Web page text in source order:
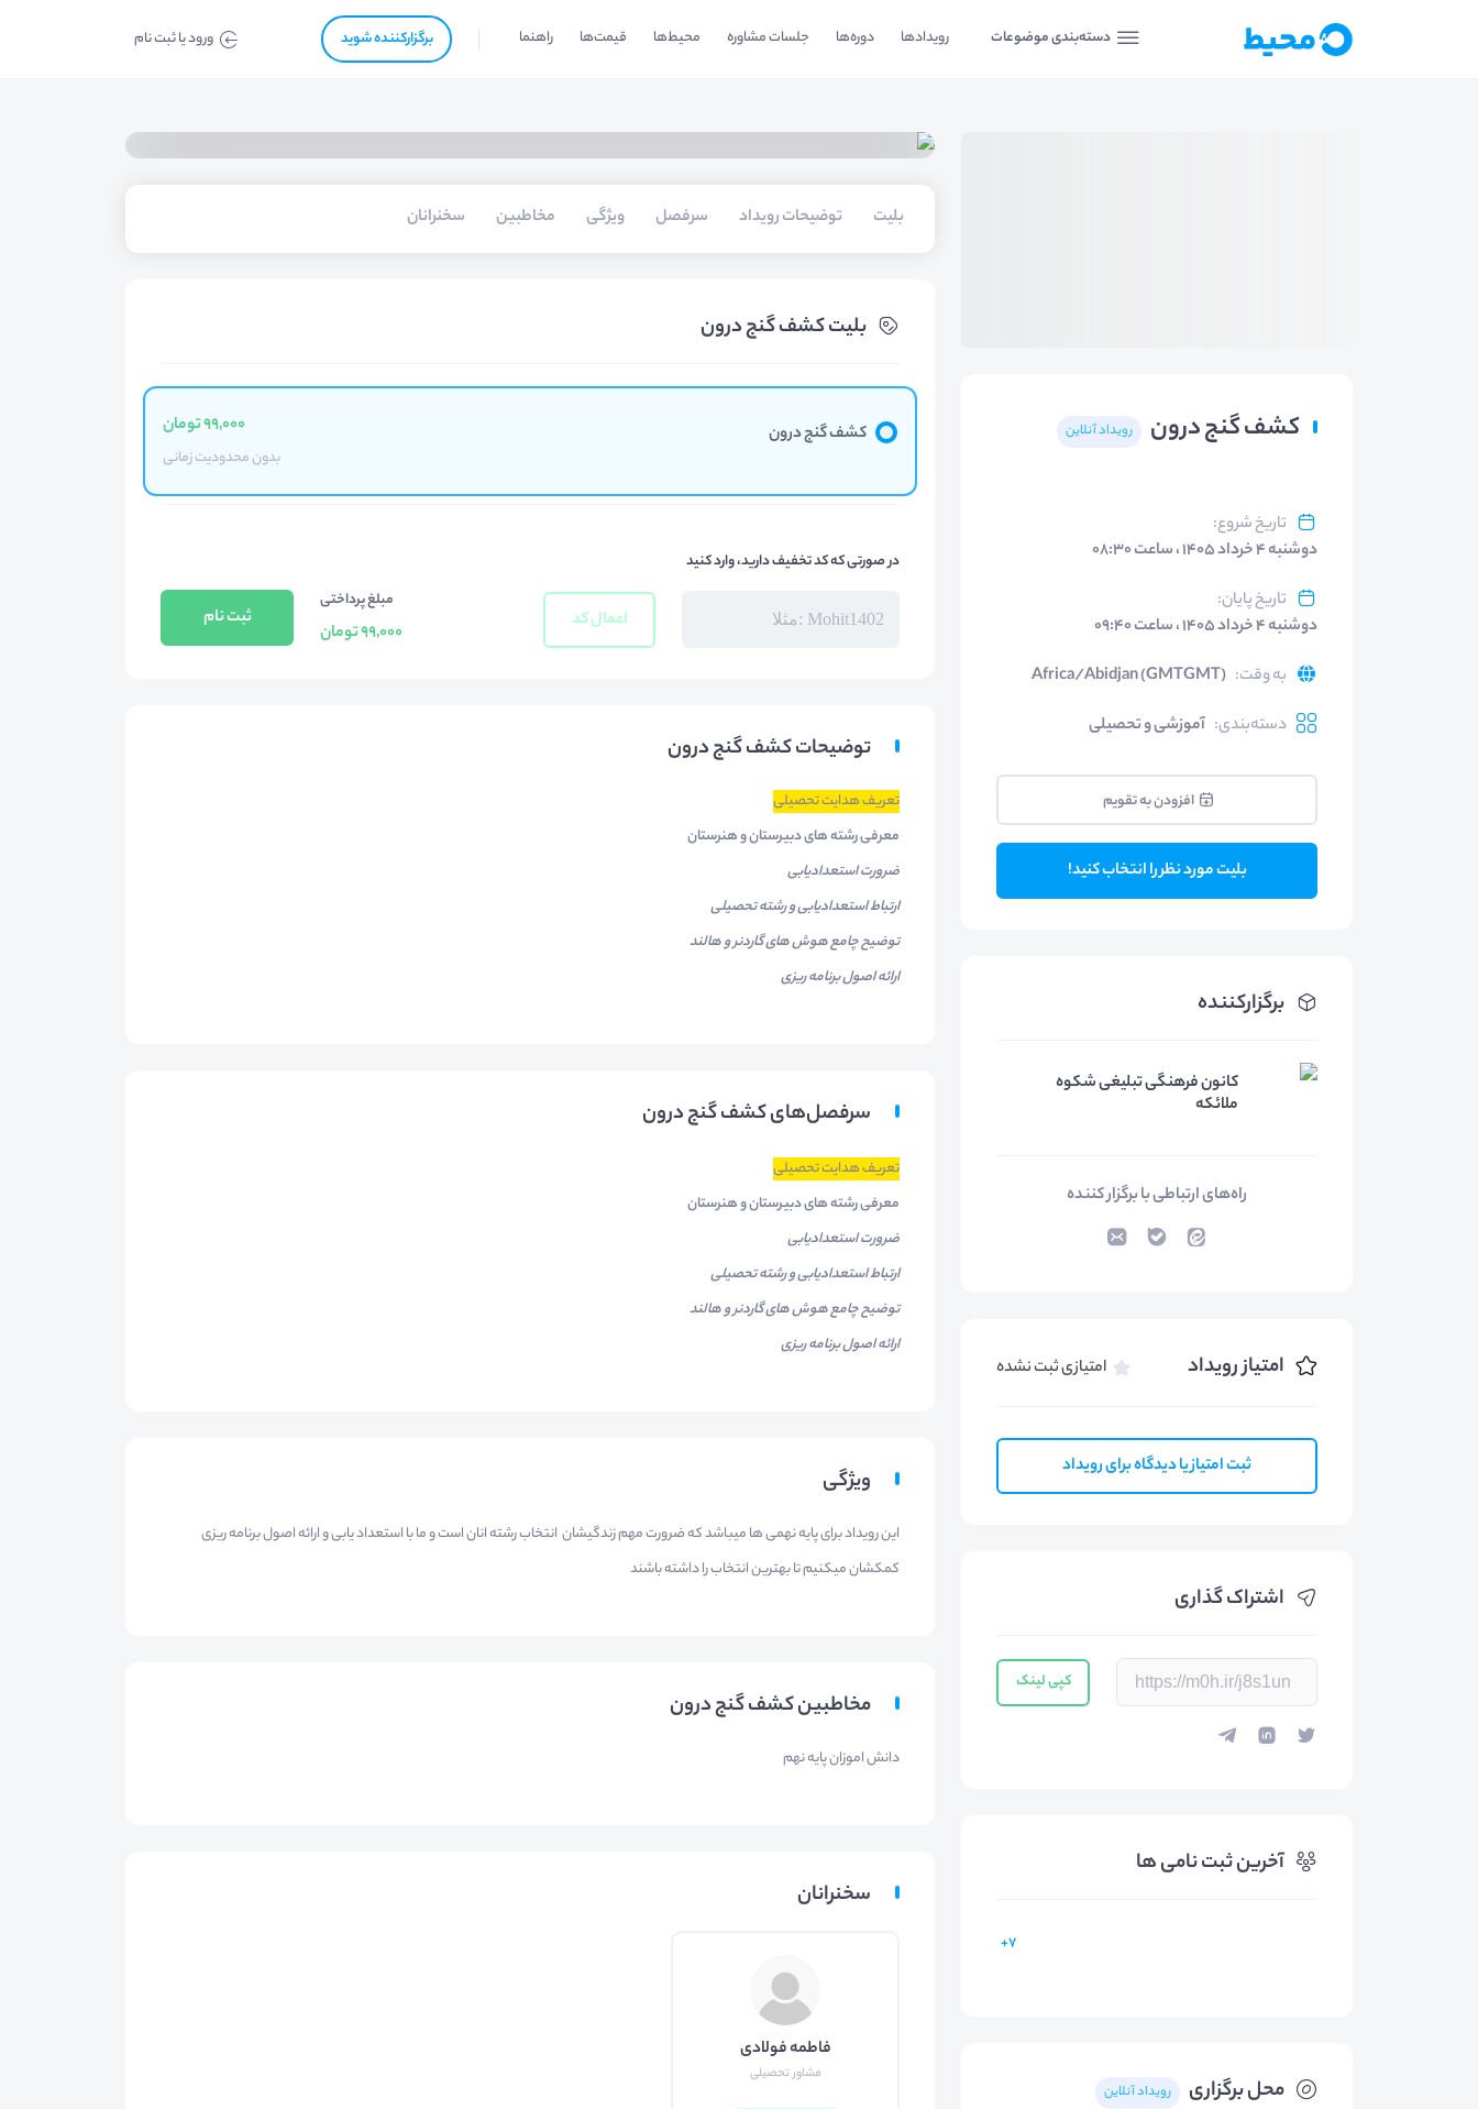
دسته‌بندی موضوعات رویدادها دوره‌ها جلسات مشاوره محیط‌ها قیمت‌ها راهنما برگزار‌‌کننده شوید ورود یا ثبت نام
کشف گنج درون رویداد آنلاین
تاریخ شروع:
دوشنبه ۴ خرداد ۱۴۰۵ ، ساعت ۰۸:۳۰
تاریخ پایان:
دوشنبه ۴ خرداد ۱۴۰۵ ، ساعت ۰۹:۴۰
به وقت:
Africa/Abidjan (GMTGMT)
دسته‌بندی: آموزشی و تحصیلی
افزودن به تقویم
بلیت مورد نظر را انتخاب کنید!
برگزارکننده
کانون فرهنگی تبلیغی شکوه
ملائکه
راه‌های ارتباطی با برگزار کننده
امتیاز رویداد امتیازی ثبت نشده
ثبت امتیاز یا دیدگاه برای رویداد
اشتراک گذاری
کپی لینک
آخرین ثبت نامی ها
7+
محل برگزاری رویداد آنلاین
بلیت‌ توضیحات رویداد سرفصل ویژگی مخاطبین سخنرانان
بلیت‌ کشف گنج درون
کشف گنج درون 99,000 تومان
بدون محدودیت زمانی
در صورتی که کد تخفیف دارید، وارد کنید
اعمال کد
مبلغ پرداختی
99,000 تومان
ثبت نام
توضیحات کشف گنج درون
تعریف هدایت تحصیلی
معرفی رشته های دبیرستان و هنرستان
ضرورت استعدادیابی
ارتباط استعدادیابی و رشته تحصیلی
توضیح چامع هوش های گاردنر و هالند
ارائه اصول برنامه ریزی
سرفصل‌های کشف گنج درون
تعریف هدایت تحصیلی
معرفی رشته های دبیرستان و هنرستان
ضرورت استعدادیابی
ارتباط استعدادیابی و رشته تحصیلی
توضیح چامع هوش های گاردنر و هالند
ارائه اصول برنامه ریزی
ویژگی
این رویداد برای پایه نهمی ها میباشد که ضرورت مهم زندگیشان انتخاب رشته انان است و ما با استعداد یابی و ارائه اصول برنامه ریزی
کمکشان میکنیم تا بهترین انتخاب را داشته باشند
مخاطبین کشف گنج درون
دانش اموزان پایه نهم
سخنرانان
فاطمه فولادی
مشاور تحصیلی